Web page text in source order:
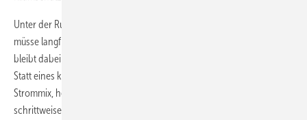
Unter der Rubrik Energie heißt es jetzt nur noch, die Stromerzeugung
müsse langfristig auf erneuerbaren Energien beruhen. Völlig offen
bleibt dabei der zeitliche Rahmen, wann wie viel erreicht werden soll.
Statt eines klaren Szenarios für die Reduktion des Kohleanteils im
Strommix, heißt es nur lapidar, die Bedeutung der Kohle werden
schrittweise abnehmen, während die der Erneuerbaren zunimmt. Das